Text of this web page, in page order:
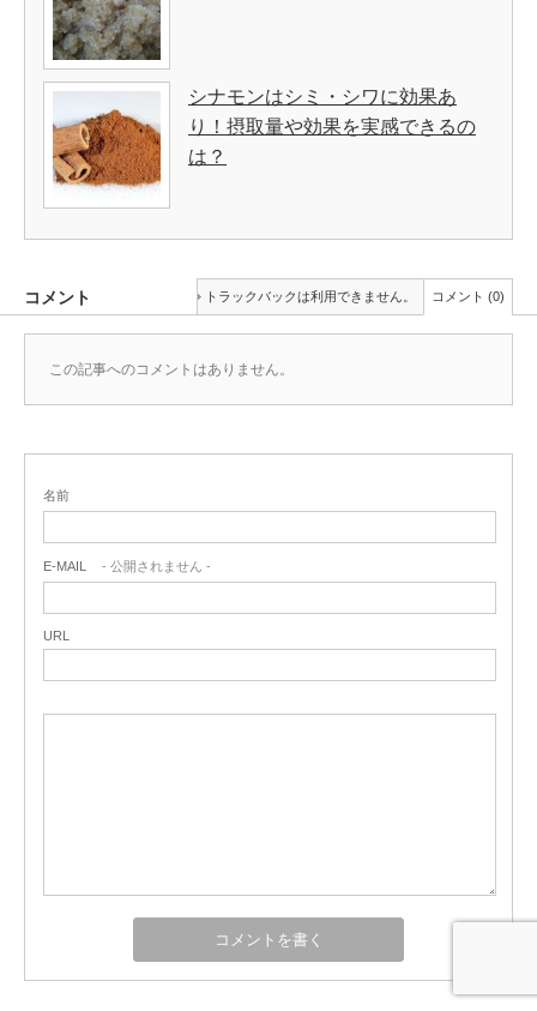
シナモンはシミ・シワに効果あ
り！摂取量や効果を実感できるの
は？
コメント トラックバックは利用できません。 コメント (0)
この記事へのコメントはありません。
名前
E-MAIL - 公開されません -
URL